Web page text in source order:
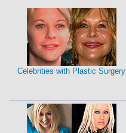
Celebrities with Plastic Surgery